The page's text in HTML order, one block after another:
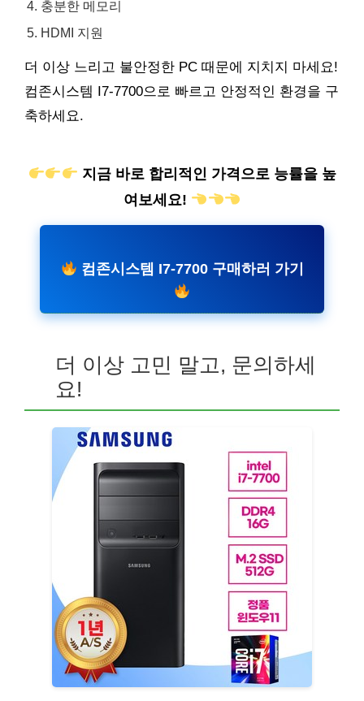
충분한 메모리
HDMI 지원
더 이상 느리고 불안정한 PC 때문에 지치지 마세요!
컴존시스템 I7-7700으로 빠르고 안정적인 환경을 구
축하세요.
지금 바로 합리적인 가격으로 능률을 높
여보세요!
컴존시스템 I7-7700 구매하러 가기
더 이상 고민 말고, 문의하세
요!